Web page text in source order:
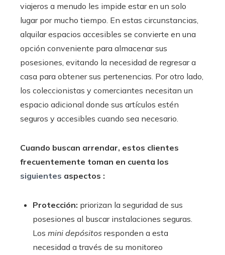
viajeros a menudo les impide estar en un solo
lugar por mucho tiempo. En estas circunstancias,
alquilar espacios accesibles se convierte en una
opción conveniente para almacenar sus
posesiones, evitando la necesidad de regresar a
casa para obtener sus pertenencias. Por otro lado,
los coleccionistas y comerciantes necesitan un
espacio adicional donde sus artículos estén
seguros y accesibles cuando sea necesario.
Cuando buscan arrendar, estos clientes
frecuentemente toman en cuenta los
siguientes aspectos :
Protección: priorizan la seguridad de sus
posesiones al buscar instalaciones seguras.
Los mini depósitos responden a esta
necesidad a través de su monitoreo